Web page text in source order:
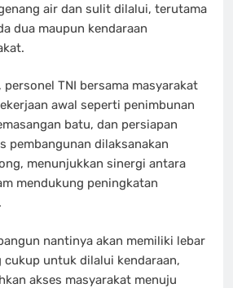
air dan sulit dilalui, terutama
dua maupun kendaraan
personel TNI bersama masyarakat
awal seperti penimbunan
batu, dan persiapan
pembangunan dilaksanakan
menunjukkan sinergi antara
mendukung peningkatan
nantinya akan memiliki lebar
cukup untuk dilalui kendaraan,
akses masyarakat menuju